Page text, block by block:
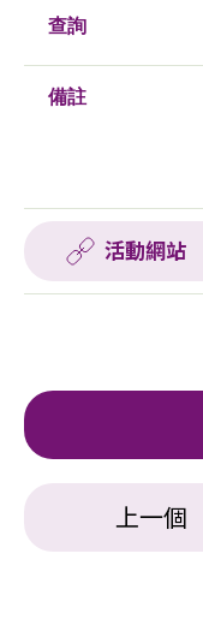
查詢
備註
活動網站
上一個